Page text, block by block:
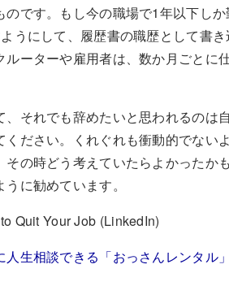
です。もし今の職場で1年以下し
うにして、履歴書の職歴として書き
ーターや雇用者は、数か月ごとに
それでも辞めたいと思われるのは
ださい。くれぐれも衝動的でない
の時どう考えていたらよかったか
に勧めています。
Quit Your Job (LinkedIn)
生相談できる「おっさんレンタル